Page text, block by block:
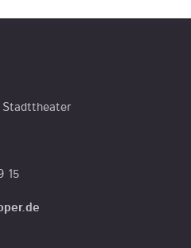
im Stadttheater
15